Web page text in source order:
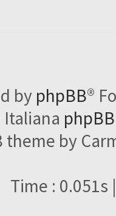
by phpBB®
Italiana
theme by
Time : 0.051s